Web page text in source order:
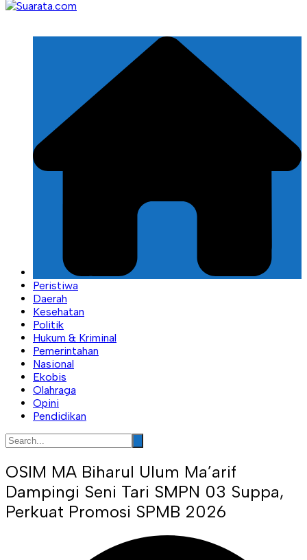
Peristiwa
Daerah
Kesehatan
Politik
Hukum & Kriminal
Pemerintahan
Nasional
Ekobis
Olahraga
Opini
Pendidikan
OSIM MA Biharul Ulum Ma’arif
Dampingi Seni Tari SMPN 03 Suppa,
Perkuat Promosi SPMB 2026